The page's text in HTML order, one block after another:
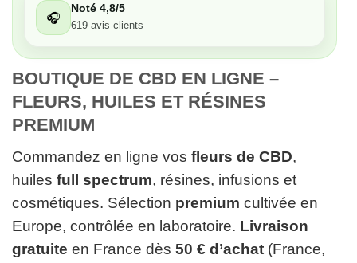
🎧
Noté 4,8/5
619 avis clients
BOUTIQUE DE CBD EN LIGNE –
FLEURS, HUILES ET RÉSINES
PREMIUM
Commandez en ligne vos fleurs de CBD,
huiles full spectrum, résines, infusions et
cosmétiques. Sélection premium cultivée en
Europe, contrôlée en laboratoire. Livraison
gratuite en France dès 50 € d’achat (France,